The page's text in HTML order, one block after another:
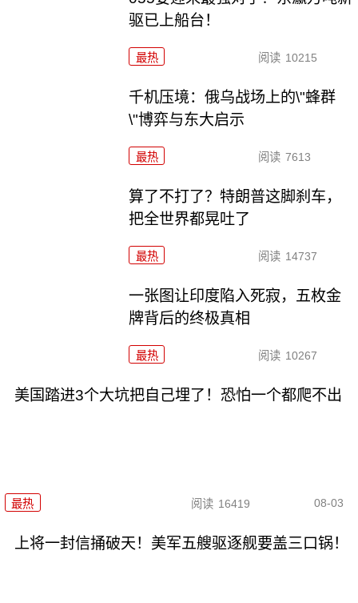
驱已上船台！
最热 阅读 10215
千机压境：俄乌战场上的\"蜂群
\"博弈与东大启示
最热 阅读 7613
算了不打了？特朗普这脚刹车，
把全世界都晃吐了
最热 阅读 14737
一张图让印度陷入死寂，五枚金
牌背后的终极真相
最热 阅读 10267
美国踏进3个大坑把自己埋了！恐怕一个都爬不出
最热 阅读 16419 08-03
上将一封信捅破天！美军五艘驱逐舰要盖三口锅！